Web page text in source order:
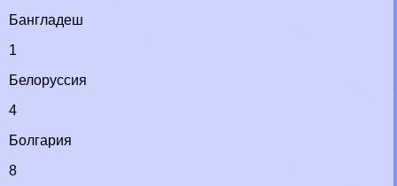
Бангладеш
1
Белоруссия
4
Болгария
8